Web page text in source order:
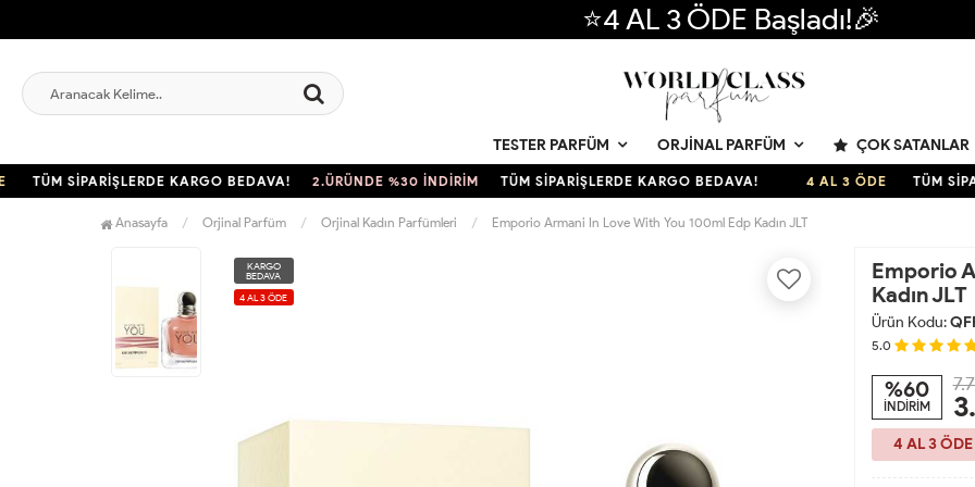
⭐4 AL 3 ÖDE Başladı!🎉
TESTER PARFÜM ORJINAL PARFÜM ÇOK SATANLAR
SİPARİŞLERDE KARGO BEDAVA! 2.ÜRÜNDE %30 İNDİRİM TÜM SİPARİŞLERDE KARGO BEDAVA! 4 AL 3 ÖDE TÜM
Anasayfa Orjinal Parfüm Orjinal Kadın Parfümleri Emporio Armani In Love With You 100ml Edp Kadın JLT
KARGO
BEDAVA
4 AL 3 ÖDE
Emporio
Kadın JLT
Ürün Kodu:
5.0
%60
İNDİRİM
4 AL 3 ÖDE